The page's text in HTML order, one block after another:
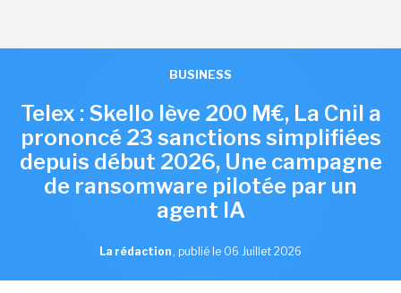
BUSINESS
Telex : Skello lève 200 M€, La Cnil a
prononcé 23 sanctions simplifiées
depuis début 2026, Une campagne
de ransomware pilotée par un
agent IA
La rédaction , publié le 06 Juillet 2026